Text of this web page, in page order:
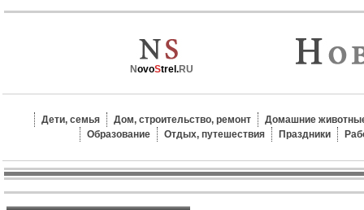
NovoStrel.RU
Дети, семья Дом, строительство, ремонт
Домашние
Образование
Отдых, путешествия Праздники